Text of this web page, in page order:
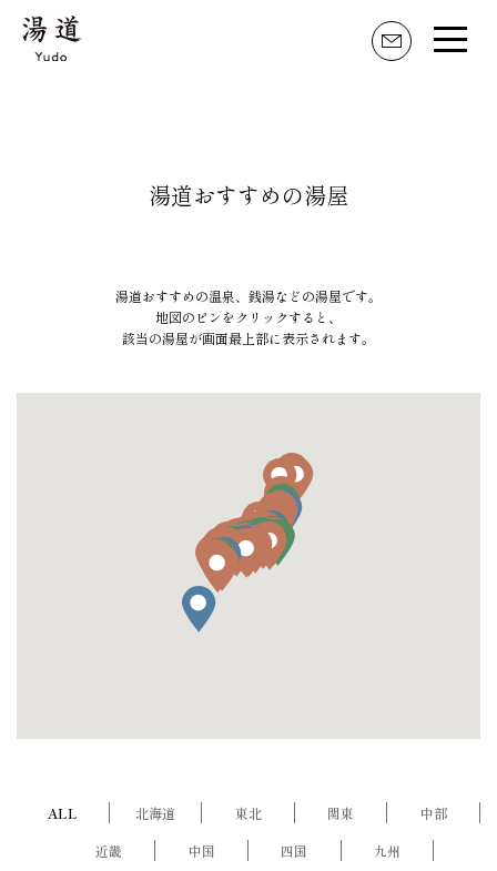
活動内容
湯道具・職人
湯道百選
湯道おすすめの湯屋
湯道おすすめの温泉、銭湯などの湯屋です。
地図のピンをクリックすると、
該当の湯屋が画面最上部に表示されます。
ALL 北海道 東北 関東
中部
近畿
中国 四国 九州